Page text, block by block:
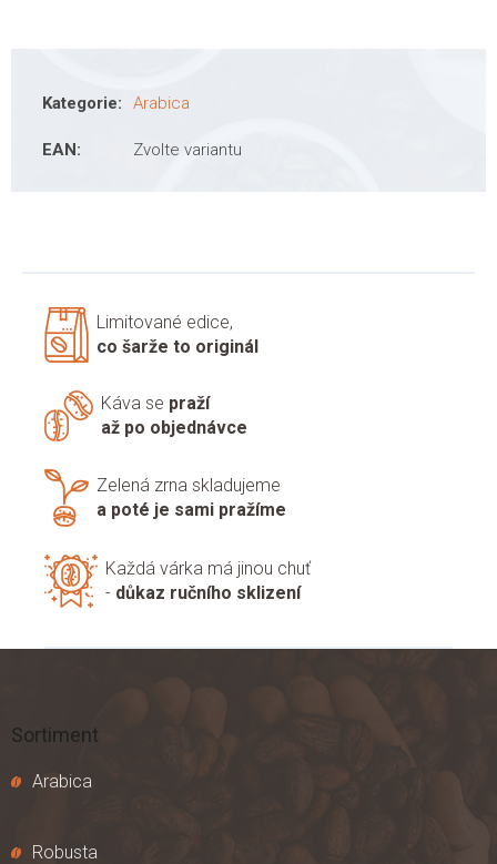
Kategorie: Arabica
EAN: Zvolte variantu
Limitované edice,
co šarže to originál
Káva se praží
až po objednávce
Zelená zrna skladujeme
a poté je sami pražíme
Každá várka má jinou chuť
- důkaz ručního sklizení
Sortiment
Arabica
Robusta